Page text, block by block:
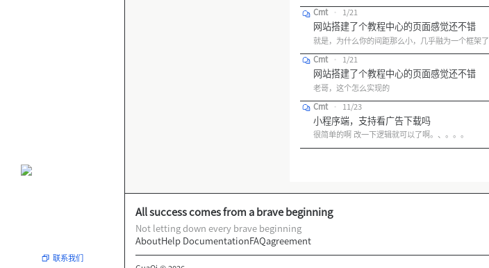
联系我们
Cmt
• 1/21
网站搭建了个教程中心的页面感觉还不错
就是，为什么你的间距那么小，几乎融为一个框架了
Cmt
• 1/21
网站搭建了个教程中心的页面感觉还不错
老哥，这个怎么实现的
Cmt
• 11/23
小程序端，支持看广告下载吗
很简单的啊 改一下逻辑就可以了啊。、。。。
All success comes from a brave beginning
Not letting down every brave beginning
AboutHelp DocumentationFAQagreement